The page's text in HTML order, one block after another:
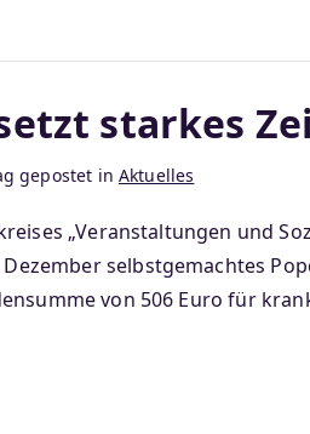
starkes
gepostet in Aktuelles
„Veranstaltungen und
selbstgemachtes
von 506 Euro für